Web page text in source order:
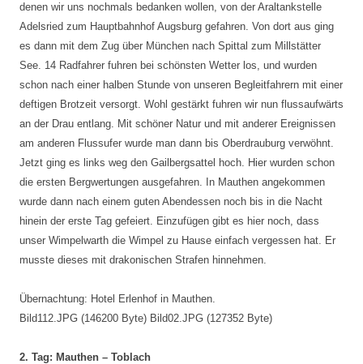
denen wir uns nochmals bedanken wollen, von der Araltankstelle
Adelsried zum Hauptbahnhof Augsburg gefahren. Von dort aus ging
es dann mit dem Zug über München nach Spittal zum Millstätter
See. 14 Radfahrer fuhren bei schönsten Wetter los, und wurden
schon nach einer halben Stunde von unseren Begleitfahrern mit einer
deftigen Brotzeit versorgt. Wohl gestärkt fuhren wir nun flussaufwärts
an der Drau entlang. Mit schöner Natur und mit anderer Ereignissen
am anderen Flussufer wurde man dann bis Oberdrauburg verwöhnt.
Jetzt ging es links weg den Gailbergsattel hoch. Hier wurden schon
die ersten Bergwertungen ausgefahren. In Mauthen angekommen
wurde dann nach einem guten Abendessen noch bis in die Nacht
hinein der erste Tag gefeiert. Einzufügen gibt es hier noch, dass
unser Wimpelwarth die Wimpel zu Hause einfach vergessen hat. Er
musste dieses mit drakonischen Strafen hinnehmen.
Übernachtung: Hotel Erlenhof in Mauthen.
Bild112.JPG (146200 Byte) Bild02.JPG (127352 Byte)
2. Tag: Mauthen – Toblach